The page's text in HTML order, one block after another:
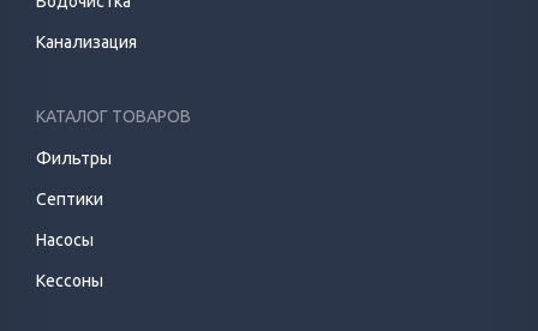
Канализация
КАТАЛОГ ТОВАРОВ
Фильтры
Септики
Насосы
Кессоны